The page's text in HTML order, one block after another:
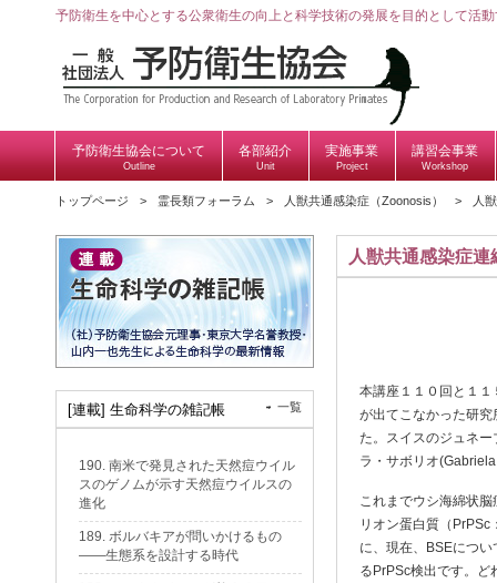
予防衛生を中心とする公衆衛生の向上と科学技術の発展を目的として活
予防衛生協会について
Outline
各部紹介
Unit
実施事業
Project
講習会事業
Workshop
トップページ 霊長類フォーラム 人獣共通感染症（Zoonosis） 人
人獣共通感染症
本講座１１０回と１
が出てこなかった研
た。スイスのジュネ
ラ・サボリオ
これまでウシ海綿状
リオン蛋白質（
に、現在、BSEにつ
るPrPSc検出です。ど
[連載] 生命科学の雑記帳 一覧
190. 南米で発見された天然痘ウイル
スのゲノムが示す天然痘ウイルスの
進化
189. ボルバキアが問いかけるもの
——生態系を設計する時代